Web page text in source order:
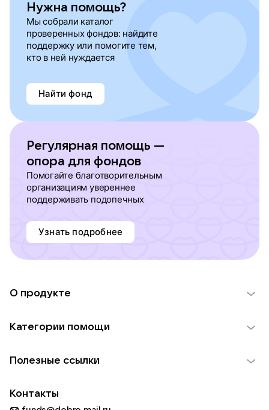
Нужна помощь?
Мы собрали каталог
проверенных фондов: найдите
поддержку или помогите тем,
кто в ней нуждается
Найти фонд
Регулярная помощь —
опора для фондов
Помогайте благотворительным
организациям увереннее
поддерживать подопечных
Узнать подробнее
О продукте
Использование материалов
Для НКО
Категории помощи
Пожилым
Полезные ссылки
Контакты